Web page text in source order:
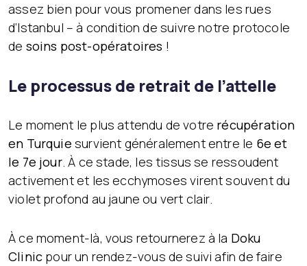
assez bien pour vous promener dans les rues
d’Istanbul – à condition de suivre notre protocole
de soins post-opératoires !
Le processus de retrait de l’attelle
Le moment le plus attendu de votre récupération
en Turquie survient généralement entre le 6e et
le 7e jour. À ce stade, les tissus se ressoudent
activement et les ecchymoses virent souvent du
violet profond au jaune ou vert clair.
À ce moment-là, vous retournerez à la Doku
Clinic pour un rendez-vous de suivi afin de faire